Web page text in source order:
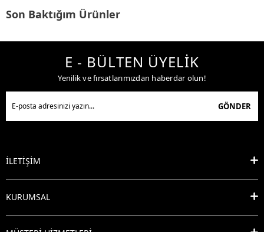
Son Baktığım Ürünler
E - BÜLTEN ÜYELİK
Yenilik ve fırsatlarımızdan haberdar olun!
GÖNDER
İLETİŞİM
KURUMSAL